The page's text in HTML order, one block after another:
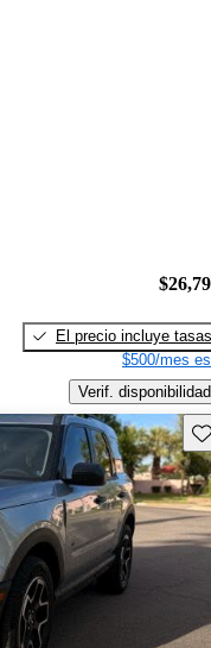
El precio incluye tasas
$500/mes
Verif. disponibilidad